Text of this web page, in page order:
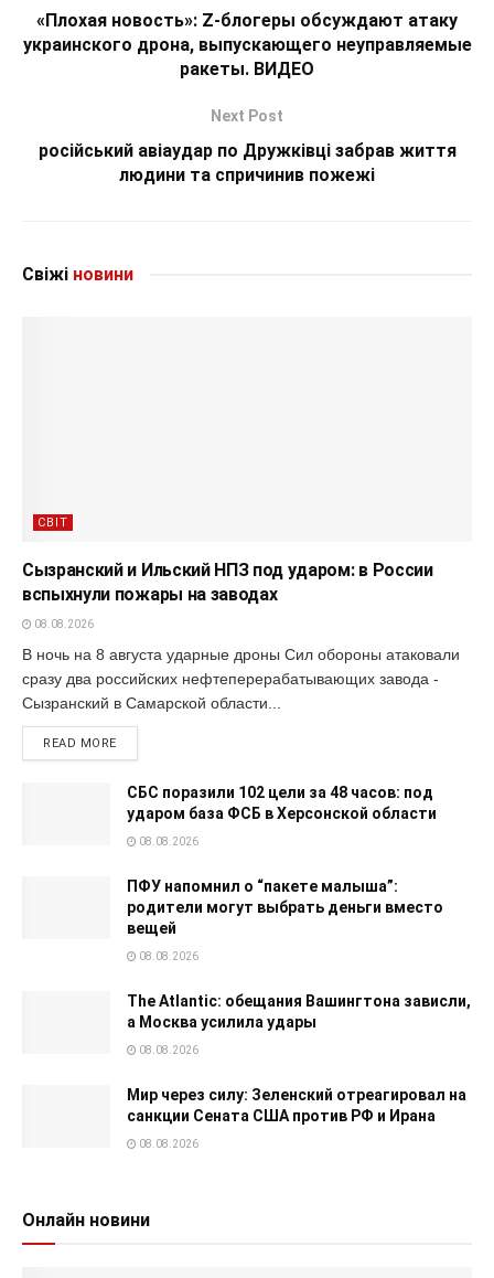
«Плохая новость»: Z-блогеры обсуждают атаку
украинского дрона, выпускающего неуправляемые
ракеты. ВИДЕО
Next Post
російський авіаудар по Дружківці забрав життя
людини та спричинив пожежі
Свіжі новини
СВІТ
Сызранский и Ильский НПЗ под ударом: в России
вспыхнули пожары на заводах
08.08.2026
В ночь на 8 августа ударные дроны Сил обороны атаковали
сразу два российских нефтеперерабатывающих завода -
Сызранский в Самарской области...
READ MORE
СБС поразили 102 цели за 48 часов: под
ударом база ФСБ в Херсонской области
08.08.2026
ПФУ напомнил о “пакете малыша”:
родители могут выбрать деньги вместо
вещей
08.08.2026
The Atlantic: обещания Вашингтона зависли,
а Москва усилила удары
08.08.2026
Мир через силу: Зеленский отреагировал на
санкции Сената США против РФ и Ирана
08.08.2026
Онлайн новини